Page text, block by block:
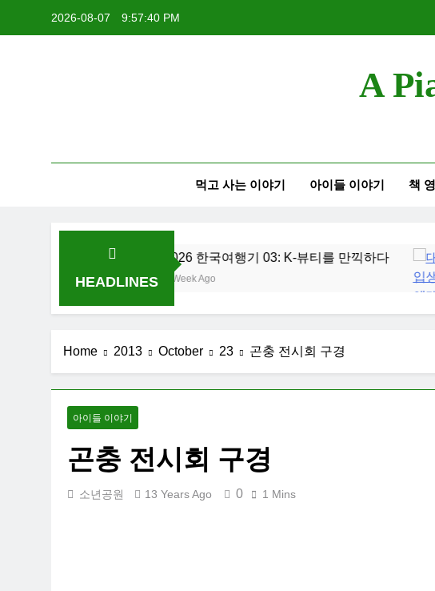
2026-08-07 9:57:41 PM
A
먹고 사는 이야기 아이들 이야기 책
HEADLINES
2026 한국여행기 03: K-뷰티를 만끽하다
1 Week Ago
대학
2
Home 2013 October 23 곤충 전시회 구경
아이들 이야기
곤충 전시회 구경
소년공원 13 Years Ago 0 1 Mins